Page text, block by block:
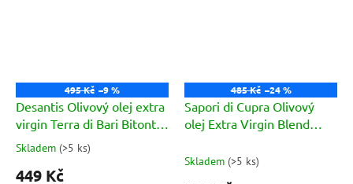
495 Kč –9 %
Desantis Olivový olej extra
virgin Terra di Bari Bitonto
DOP 750ml
Průměrné
hodnocení
produktu
Skladem (>5 ks)
449 Kč
485 Kč –24 %
Sapori di Cupra Olivový
olej Extra Virgin Blend
Skladem (>5 ks)